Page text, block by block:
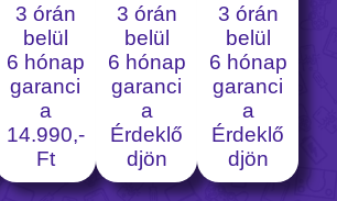
3 órán
belül
6 hónap
garanci
a
14.990,-
Ft
3 órán
belül
6 hónap
garanci
a
Érdeklő
djön
3 órán
belül
6 hónap
garanci
a
Érdeklő
djön